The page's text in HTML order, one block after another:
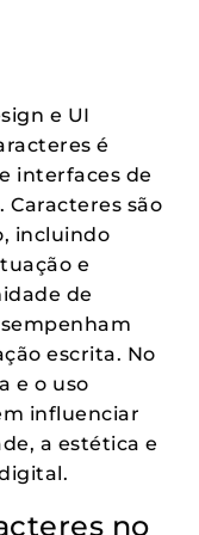
e UI
é
interfaces de
são
incluindo
e
de
escrita. No
e o uso
influenciar
a estética e
no